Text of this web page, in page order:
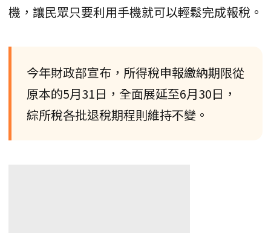
機，讓民眾只要利用手機就可以輕鬆完成報稅。
今年財政部宣布，所得稅申報繳納期限從
原本的5月31日，全面展延至6月30日，
綜所稅各批退稅期程則維持不變。